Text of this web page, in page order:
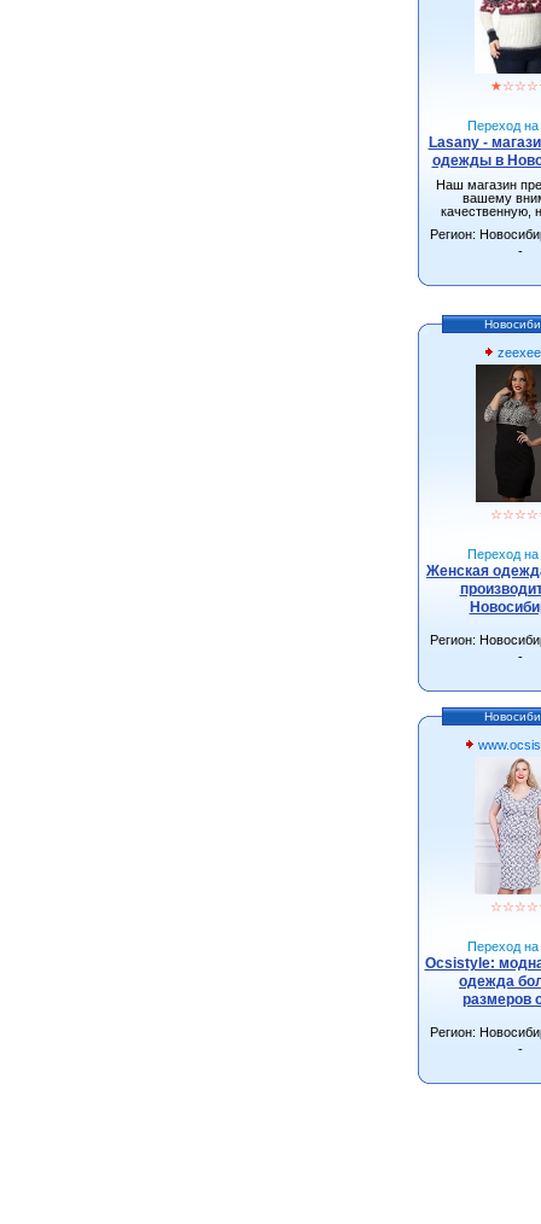
★☆☆☆
Переход на
Lasany -
одежды в
Наш магазин
вашему
качественную,
Регион:
-
☆☆☆☆
Переход на
Женская
Регион:
-
☆☆☆☆
Переход на
Ocsistyle:
одежда
размеров
Регион:
-